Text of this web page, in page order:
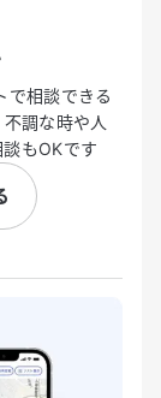
で相談できる
調な時や人
もOKです